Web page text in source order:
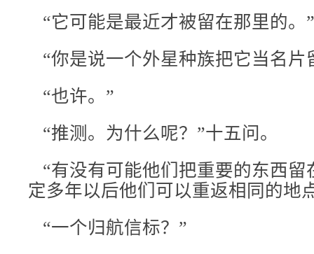
“它可能是最近才被留在那里的。”
“你是说一个外星种族把它当名片
“也许。”
“推测。为什么呢？”十五问。
“有没有可能他们把重要的东西留
定多年以后他们可以重返相同的地
“一个归航信标？”